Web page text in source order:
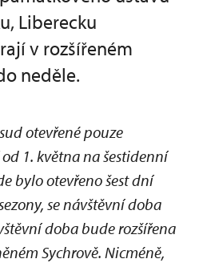
Liberecku
v rozšířeném
neděle.
otevřené pouze
1. května na šestidenní
bylo otevřeno šest dní
se návštěvní doba
doba bude rozšířena
Sychrově. Nicméně,